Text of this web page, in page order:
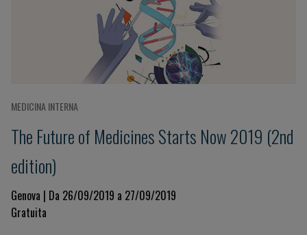
MEDICINA INTERNA
The Future of Medicines Starts Now 2019 (2nd
edition)
Genova | Da 26/09/2019 a 27/09/2019
Gratuita